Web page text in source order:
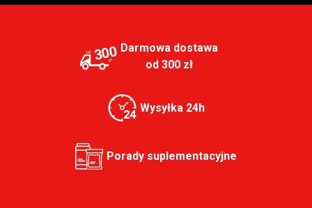
300 Darmowa dostawa
od 300 zł
Wysyłka 24h
Porady suplementacyjne